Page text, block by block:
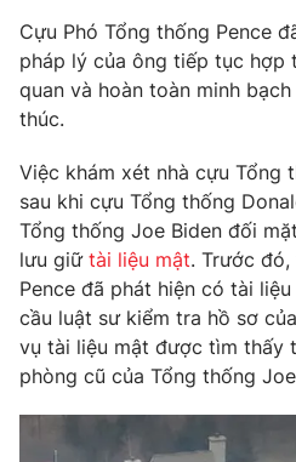
Khán giả
Giải sao mai
Âm nhạc
Sao
Du lịch
Làm đẹp
Giáo dục
Tuyển sinh
Học trực tuyến
Hitech Công nghệ tương lai
Sản phẩm
Thị trường
Tư vấn
Giao lưu trực tuyến
Lịch phát sóng
Chuyên mục khác
Emagazine
Cựu Phó Tổng thống Pence
pháp lý của ông tiếp tục hợp
quan và hoàn toàn minh
thúc.
Việc khám xét nhà cựu Tổng
sau khi cựu Tổng thống
Tổng thống Joe Biden đối
lưu giữ tài liệu mật. Trước
Pence đã phát hiện có tài
cầu luật sư kiểm tra hồ sơ
vụ tài liệu mật được tìm thấy
phòng cũ của Tổng thống